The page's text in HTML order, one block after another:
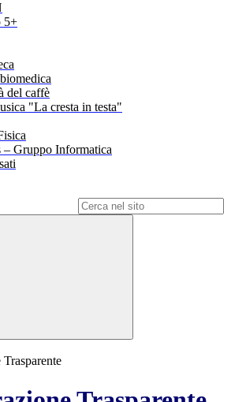
5+
del caffè
"La cresta in testa"
Gruppo Informatica